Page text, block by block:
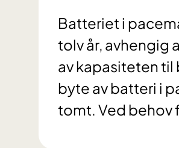
Batteriet i
tolv år, avhengig
av kapasiteten
byte av batteri i
tomt. Ved behov